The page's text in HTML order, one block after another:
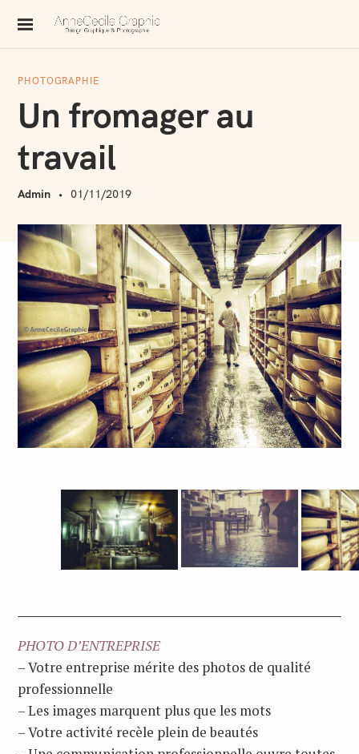
i
AnneCecile Graphic
PHOTOGRAPHIE
Un fromager au
travail
Admin 01/11/2019
PHOTO D’ENTREPRISE
– Votre entreprise mérite des photos de qualité
professionnelle
– Les images marquent plus que les mots
– Votre activité recèle plein de beautés